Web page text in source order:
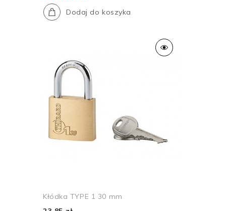
Dodaj do koszyka
Kłódka TYPE 1 30 mm